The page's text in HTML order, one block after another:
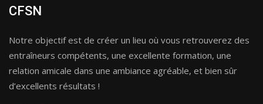
CFSN
Notre objectif est de créer un lieu où vous retrouverez des
entraîneurs compétents, une excellente formation, une
relation amicale dans une ambiance agréable, et bien sûr
d’excellents résultats !